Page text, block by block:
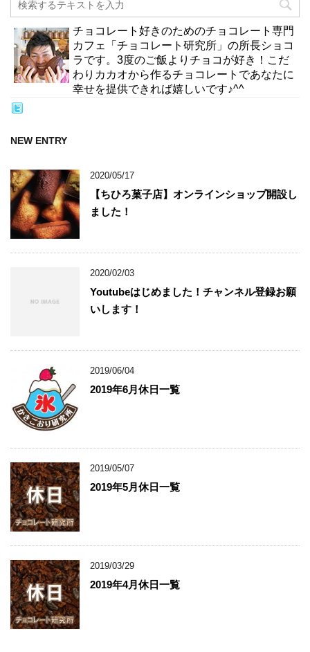
チョコレート好きのためのチョコレート専門
カフェ「チョコレート研究所」の所長ショコ
ラです。3度のご飯よりチョコが好き！こだ
わりカカオから作るチョコレートであなたに
幸せを提供できれば嬉しいです♪^^
NEW ENTRY
2020/05/17
【ちひろ菓子店】オンラインショップ開設し
ました！
2020/02/03
Youtubeはじめました！チャンネル登録お願
いします！
2019/06/04
2019年6月休日一覧
2019/05/07
2019年5月休日一覧
2019/03/29
2019年4月休日一覧